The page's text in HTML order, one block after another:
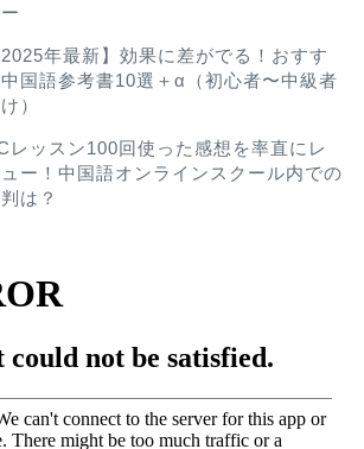
2025年最新】効果に差がでる！おすす
国語参考書10選＋α（初心者〜中級者
）
レッスン100回使った感想を率直にレ
ュー！中国語オンラインスクール内での
は？